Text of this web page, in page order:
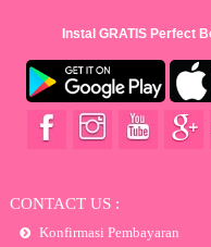
Instal GRATIS Perfect
CONTACT US :
Konfirmasi Pembayaran